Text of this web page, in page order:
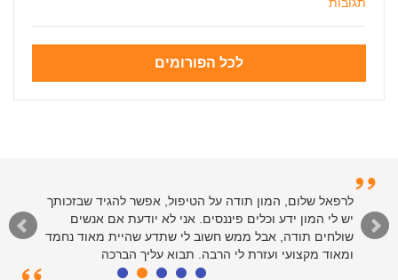
לכל הפורומים
לרפאל שלום, המון תודה על הטיפול, אפשר להגיד שבזכותך
יש לי המון ידע וכלים פיננסים. אני לא יודעת אם אנשים
שולחים תודה, אבל ממש חשוב לי שתדע שהיית מאוד נחמד
ומאוד מקצועי ועזרת לי הרבה. תבוא עליך הברכה